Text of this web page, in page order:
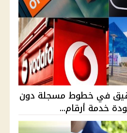
في خطوط مسجلة دون
خدمة أرقام...